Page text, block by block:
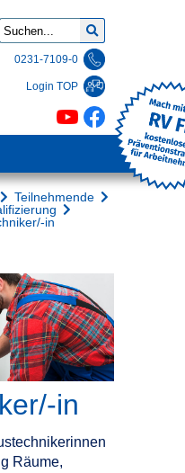
0231-7109-0
Login TOP
Teilnehmende
in
in
Räume,